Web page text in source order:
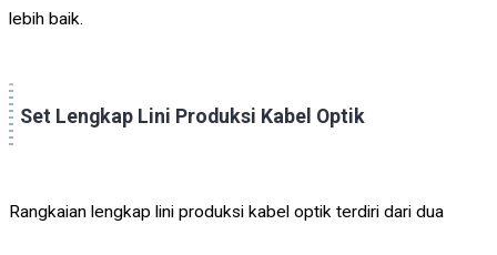
lebih baik.
Set Lengkap Lini Produksi Kabel Optik
Rangkaian lengkap lini produksi kabel optik terdiri dari dua